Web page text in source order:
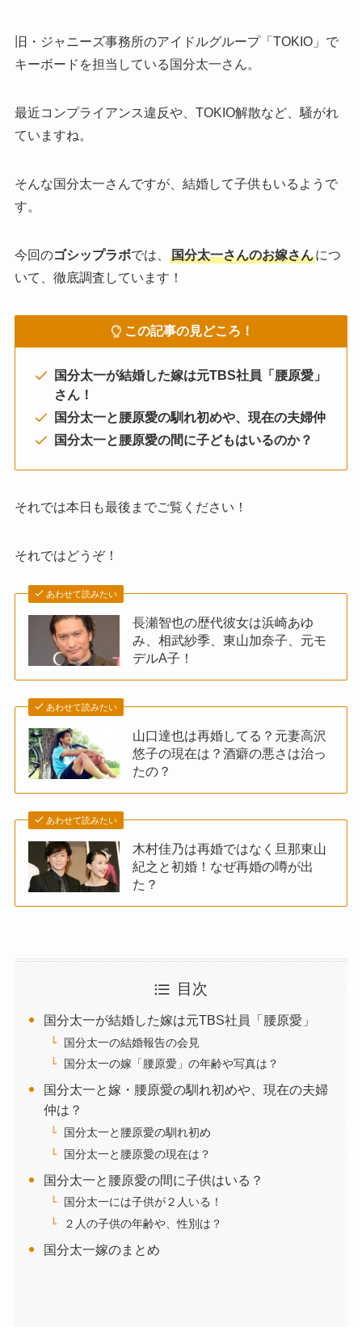
旧・ジャニーズ事務所のアイドルグループ「TOKIO」で
キーボードを担当している国分太一さん。
最近コンプライアンス違反や、TOKIO解散など、騒がれ
ていますね。
そんな国分太一さんですが、結婚して子供もいるようで
す。
今回のゴシップラボでは、 国分太一さんのお嫁さんにつ
いて、徹底調査しています！
この記事の見どころ！
国分太一が結婚した嫁は元TBS社員「腰原愛」
さん！
国分太一と腰原愛の馴れ初めや、現在の夫婦仲
国分太一と腰原愛の間に子どもはいるのか？
それでは本日も最後までご覧ください！
それではどうぞ！
あわせて読みたい
長瀬智也の歴代彼女は浜崎あゆ
み、相武紗季、東山加奈子、元モ
デルA子！
あわせて読みたい
山口達也は再婚してる？元妻高沢
悠子の現在は？酒癖の悪さは治っ
たの？
あわせて読みたい
木村佳乃は再婚ではなく旦那東山
紀之と初婚！なぜ再婚の噂が出
た？
目次
国分太一が結婚した嫁は元TBS社員「腰原愛」
国分太一の結婚報告の会見
国分太一の嫁「腰原愛」の年齢や写真は？
国分太一と嫁・腰原愛の馴れ初めや、現在の夫婦
仲は？
国分太一と腰原愛の馴れ初め
国分太一と腰原愛の現在は？
国分太一と腰原愛の間に子供はいる？
国分太一には子供が２人いる！
２人の子供の年齢や、性別は？
国分太一嫁のまとめ